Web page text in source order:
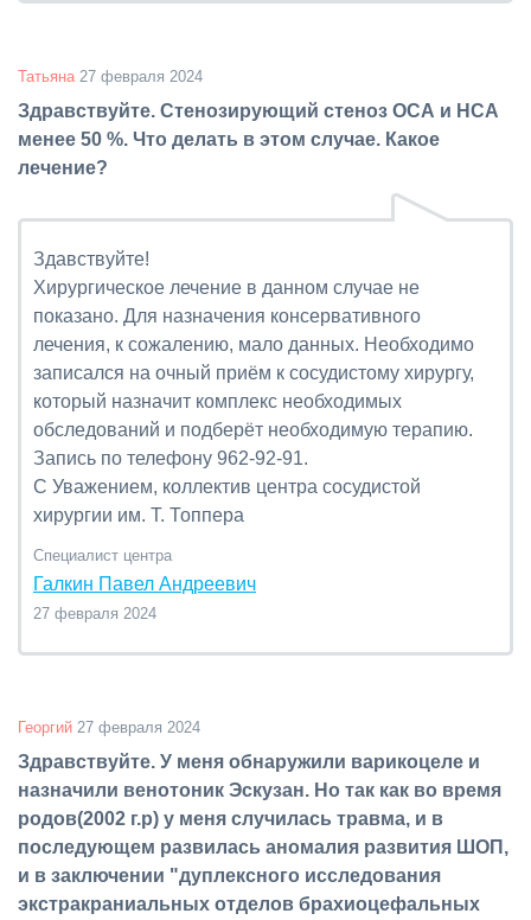
Татьяна 27 февраля 2024
Здравствуйте. Стенозирующий стеноз ОСА и НСА
менее 50 %. Что делать в этом случае. Какое
лечение?
Здавствуйте!
Хирургическое лечение в данном случае не
показано. Для назначения консервативного
лечения, к сожалению, мало данных. Необходимо
записался на очный приём к сосудистому хирургу,
который назначит комплекс необходимых
обследований и подберёт необходимую терапию.
Запись по телефону 962-92-91.
С Уважением, коллектив центра сосудистой
хирургии им. Т. Топпера
Специалист центра
Галкин Павел Андреевич
27 февраля 2024
Георгий 27 февраля 2024
Здравствуйте. У меня обнаружили варикоцеле и
назначили венотоник Эскузан. Но так как во время
родов(2002 г.р) у меня случилась травма, и в
последующем развилась аномалия развития ШОП,
и в заключении "дуплексного исследования
экстракраниальных отделов брахиоцефальных